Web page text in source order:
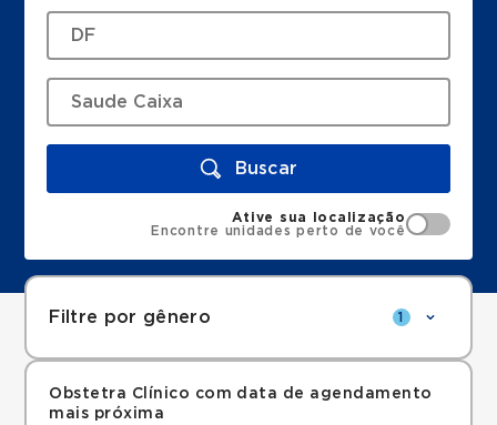
Buscar
Ative sua localização
Encontre unidades perto de você
Filtre por gênero 1
Obstetra Clínico com data de agendamento
mais próxima